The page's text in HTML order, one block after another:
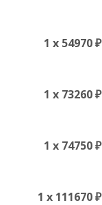
1 x 54970 ₽
1 x 73260 ₽
1 x 74750 ₽
1 x 111670 ₽